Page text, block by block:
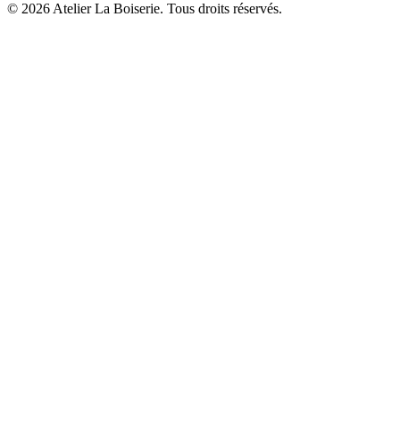
© 2026 Atelier La Boiserie. Tous droits réservés.